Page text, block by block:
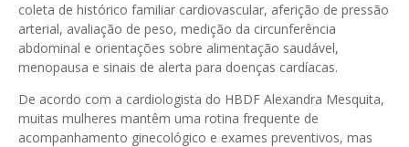
coleta de histórico familiar cardiovascular, aferição de pressão
arterial, avaliação de peso, medição da circunferência
abdominal e orientações sobre alimentação saudável,
menopausa e sinais de alerta para doenças cardíacas.
De acordo com a cardiologista do HBDF Alexandra Mesquita,
muitas mulheres mantêm uma rotina frequente de
acompanhamento ginecológico e exames preventivos, mas